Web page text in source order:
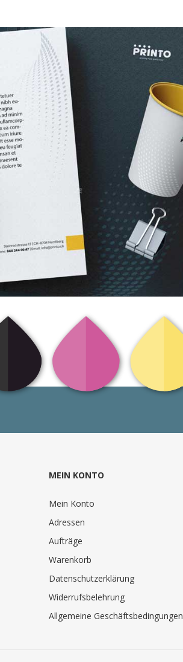
MEIN KONTO
Mein Konto
Adressen
Aufträge
Warenkorb
Datenschutzerklärung
Widerrufsbelehrung
Allgemeine Geschäftsbedingungen